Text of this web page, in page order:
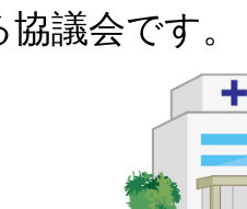
議会です。